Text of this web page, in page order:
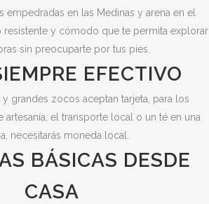
empedradas en las Medinas y arena en el
resistente y cómodo que te permita explorar
sin preocuparte por tus pies.
EFECTIVO
grandes zocos aceptan tarjeta, para los
artesanía, el transporte local o un té en una
necesitarás moneda local.
BÁSICAS DESDE
CASA